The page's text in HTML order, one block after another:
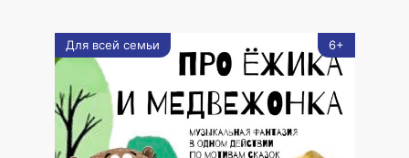
Для всей семьи 6+